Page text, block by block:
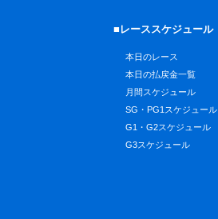
■レーススケジュール
本日のレース
本日の払戻金一覧
月間スケジュール
SG・PG1スケジュール
G1・G2スケジュール
G3スケジュール